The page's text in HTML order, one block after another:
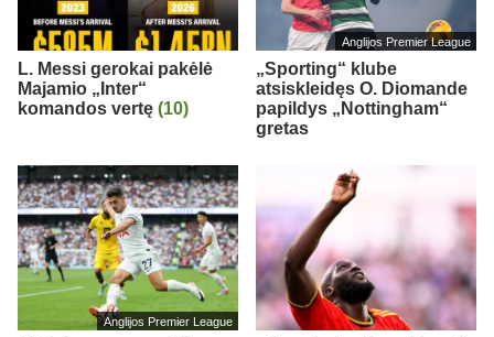
L. Messi gerokai pakėlė
Majamio „Inter“
komandos vertę (10)
Anglijos Premier League
„Sporting“ klube
atsiskleidęs O. Diomande
papildys „Nottingham“
gretas
Anglijos Premier League